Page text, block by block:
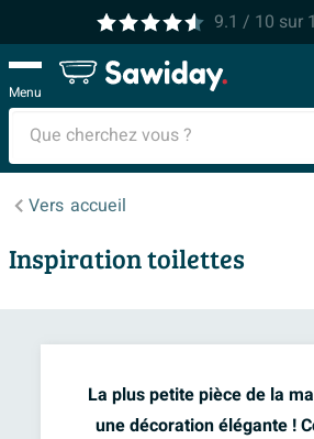
9.1 / 10 sur
Menu
Vers accueil
Inspiration toilettes
La plus petite pièce de la
une décoration élégante !